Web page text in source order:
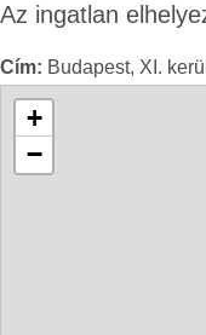
Az ingatlan
Cím: Budapest, XI.
+
−